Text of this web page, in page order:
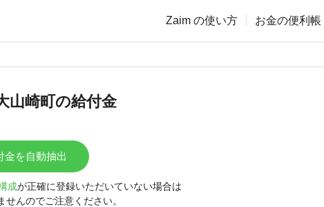
Zaim の使い方 お金の便利帳
山崎町の給付金
金を自動抽出
成が正確に登録いただいていない場合は
せんのでご注意ください。